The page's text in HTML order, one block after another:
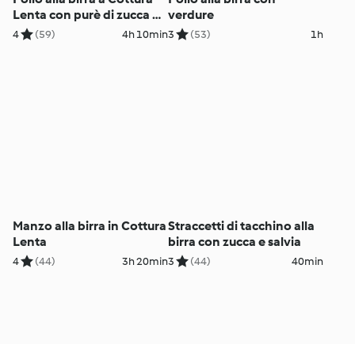
Lenta con purè di zucca e
patate
4 (59) 4h 10min
verdure
3 (53) 1h
Manzo alla birra in Cottura
Lenta
4 (44) 3h 20min
Straccetti di tacchino alla
birra con zucca e salvia
3 (44) 40min